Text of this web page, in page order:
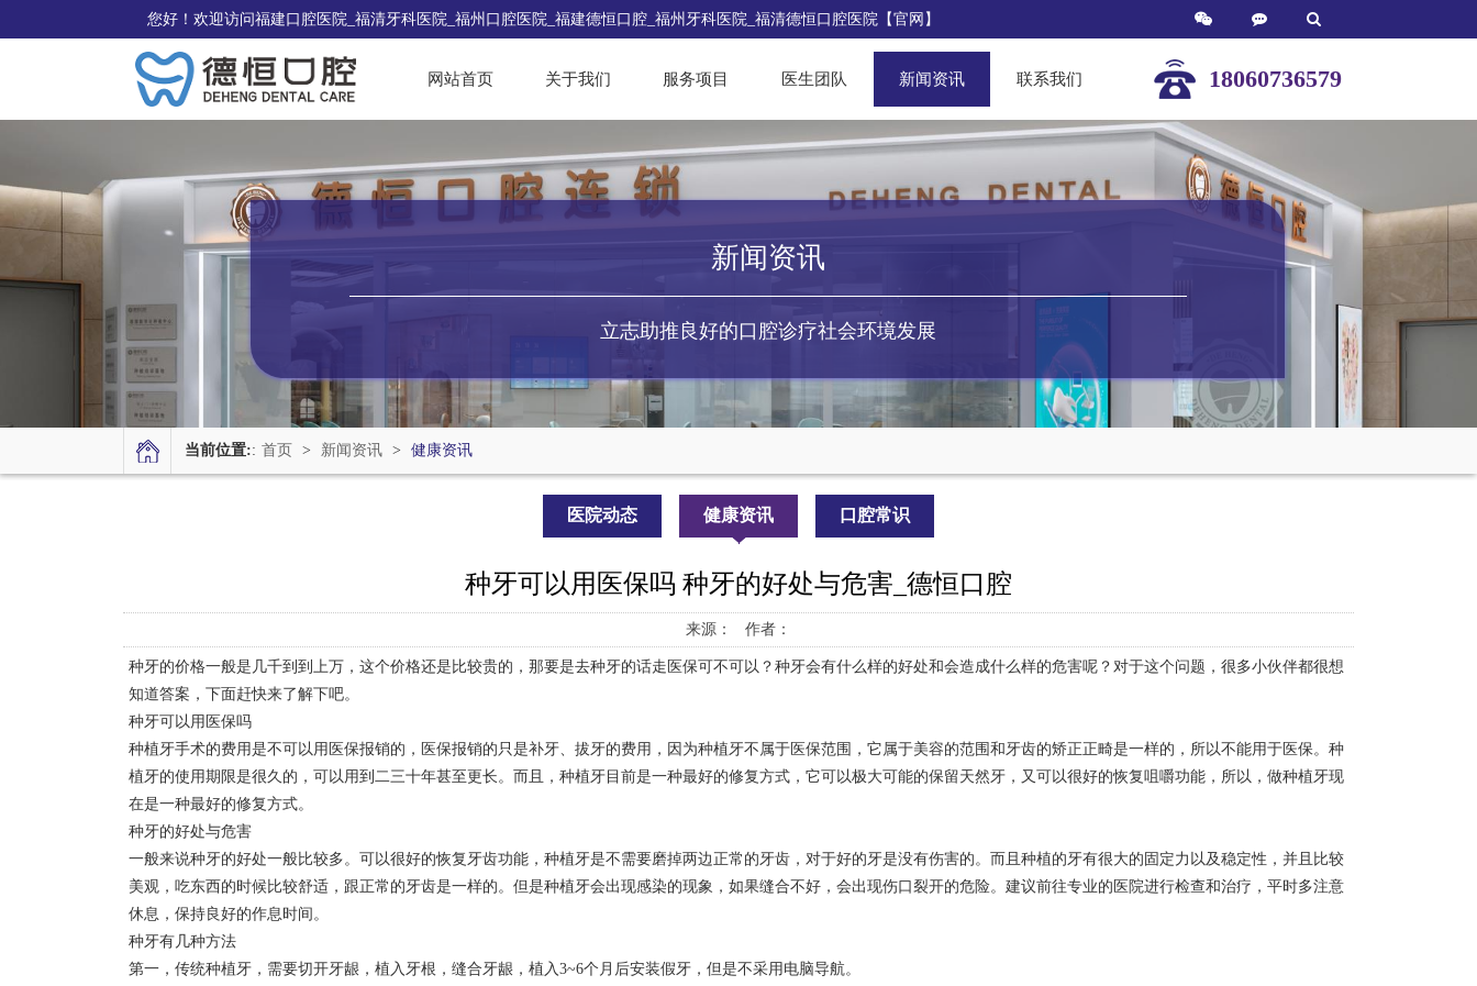
您好！欢迎访问福建口腔医院_福清牙科医院_福州口腔医院_福建德恒口腔_福州牙科医院_福清德恒口腔医院【官网】
网站首页 关于我们 服务项目 医生团队 新闻资讯 联系我们 18060736579
新闻资讯
立志助推良好的口腔诊疗社会环境发展
当前位置:: 首页 > 新闻资讯 > 健康资讯
医院动态 健康资讯 口腔常识
种牙可以用医保吗 种牙的好处与危害_德恒口腔
来源： 作者：
种牙的价格一般是几千到到上万，这个价格还是比较贵的，那要是去种牙的话走医保可不可以？种牙会有什么样的好处和会造成什么样的危害呢？对于这个问题，很多小伙伴都很想
知道答案，下面赶快来了解下吧。
种牙可以用医保吗
种植牙手术的费用是不可以用医保报销的，医保报销的只是补牙、拔牙的费用，因为种植牙不属于医保范围，它属于美容的范围和牙齿的矫正正畸是一样的，所以不能用于医保。种
植牙的使用期限是很久的，可以用到二三十年甚至更长。而且，种植牙目前是一种最好的修复方式，它可以极大可能的保留天然牙，又可以很好的恢复咀嚼功能，所以，做种植牙现
在是一种最好的修复方式。
种牙的好处与危害
一般来说种牙的好处一般比较多。可以很好的恢复牙齿功能，种植牙是不需要磨掉两边正常的牙齿，对于好的牙是没有伤害的。而且种植的牙有很大的固定力以及稳定性，并且比较
美观，吃东西的时候比较舒适，跟正常的牙齿是一样的。但是种植牙会出现感染的现象，如果缝合不好，会出现伤口裂开的危险。建议前往专业的医院进行检查和治疗，平时多注意
休息，保持良好的作息时间。
种牙有几种方法
第一，传统种植牙，需要切开牙龈，植入牙根，缝合牙龈，植入3~6个月后安装假牙，但是不采用电脑导航。